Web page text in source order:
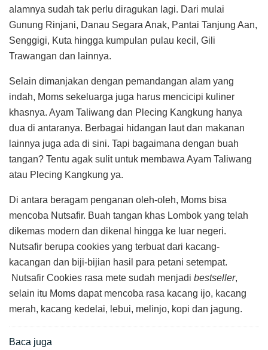
alamnya sudah tak perlu diragukan lagi. Dari mulai
Gunung Rinjani, Danau Segara Anak, Pantai Tanjung Aan,
Senggigi, Kuta hingga kumpulan pulau kecil, Gili
Trawangan dan lainnya.
Selain dimanjakan dengan pemandangan alam yang
indah, Moms sekeluarga juga harus mencicipi kuliner
khasnya. Ayam Taliwang dan Plecing Kangkung hanya
dua di antaranya. Berbagai hidangan laut dan makanan
lainnya juga ada di sini. Tapi bagaimana dengan buah
tangan? Tentu agak sulit untuk membawa Ayam Taliwang
atau Plecing Kangkung ya.
Di antara beragam penganan oleh-oleh, Moms bisa
mencoba Nutsafir. Buah tangan khas Lombok yang telah
dikemas modern dan dikenal hingga ke luar negeri.
Nutsafir berupa cookies yang terbuat dari kacang-
kacangan dan biji-bijian hasil para petani setempat.
Nutsafir Cookies rasa mete sudah menjadi bestseller,
selain itu Moms dapat mencoba rasa kacang ijo, kacang
merah, kacang kedelai, lebui, melinjo, kopi dan jagung.
Baca juga